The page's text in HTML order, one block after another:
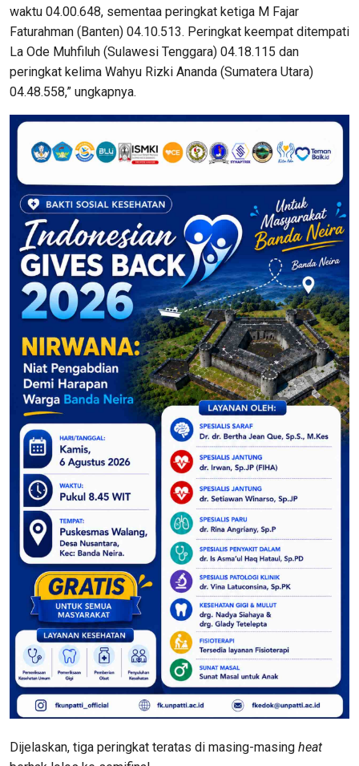
waktu 04.00.648, sementaa peringkat ketiga M Fajar
Faturahman (Banten) 04.10.513. Peringkat keempat ditempati
La Ode Muhfiluh (Sulawesi Tenggara) 04.18.115 dan
peringkat kelima Wahyu Rizki Ananda (Sumatera Utara)
04.48.558,” ungkapnya.
Dijelaskan, tiga peringkat teratas di masing-masing heat